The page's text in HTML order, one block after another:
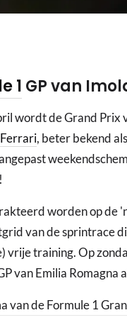
1 GP van
wordt de Grand Prix
Ferrari, beter bekend
worden op de
van de sprintrace
vrije training. Op
van Emilia Romagna
de Formule 1